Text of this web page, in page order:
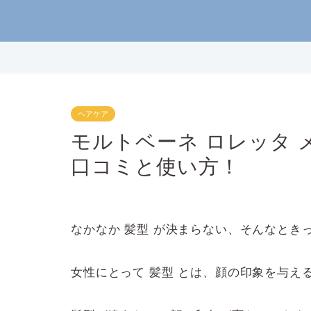
ヘアケア
モルトベーネ ロレッタ
口コミと使い方！
なかなか 髪型 が決まらない、そんなとき
女性にとって 髪型 とは、顔の印象を与え